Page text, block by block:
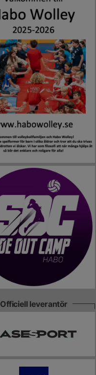
Officiell leverantör